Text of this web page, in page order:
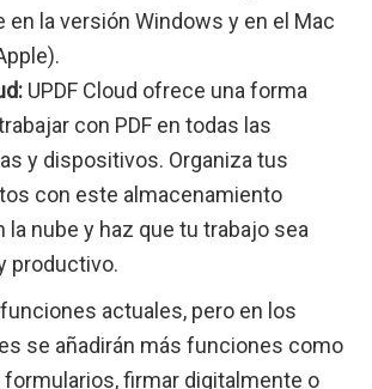
en la versión Windows y en el Mac
UPDF Cloud ofrece una forma
con PDF en todas las
y dispositivos. Organiza tus
con este almacenamiento
la nube y haz que tu trabajo sea
productivo.
actuales, pero en los
se añadirán más funciones como
formularios, firmar digitalmente o